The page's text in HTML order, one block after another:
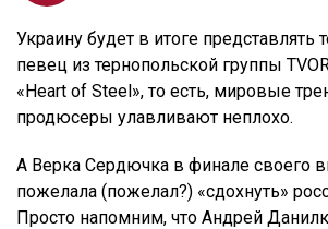
Украину будет в итоге представлять
певец из тернопольской группы
«Heart of Steel», то есть, мировые
продюсеры улавливают неплохо.
А Верка Сердючка в финале своего
пожелала (пожелал?) «сдохнуть»
Просто напомним, что Андрей